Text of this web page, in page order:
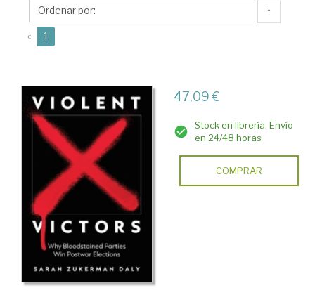
Zukerman
↑
« 1
47,09 €
Stock en librería. Envío
en 24/48 horas
COMPRAR